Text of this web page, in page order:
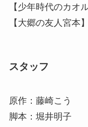
【少年時代のカオ
【大郷の友人宮
スタッフ
原作：藤崎こう
脚本：堀井明子